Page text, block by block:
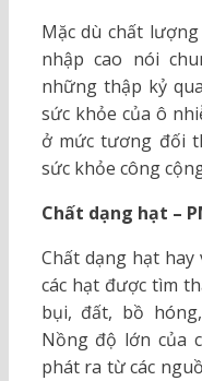
Mặc dù chất
nhập cao nói
những thập kỷ
sức khỏe của ô
ở mức tương đối
sức khỏe công
Chất dạng hạt –
Chất dạng hạt
các hạt được tìm
bụi, đất, bồ
Nồng độ lớn của
phát ra từ các